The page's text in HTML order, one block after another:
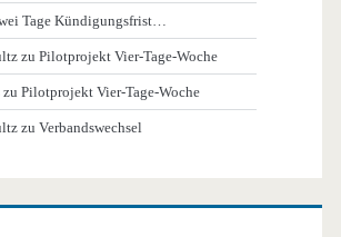
Tage Kündigungsfrist…
zuPilotprojekt Vier-Tage-Woche
zuPilotprojekt Vier-Tage-Woche
zuVerbandswechsel